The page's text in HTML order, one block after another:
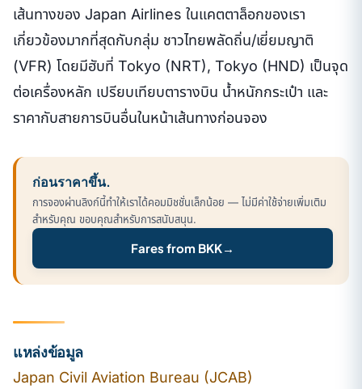
เส้นทางของ Japan Airlines ในแคตตาล็อกของเรา
เกี่ยวข้องมากที่สุดกับกลุ่ม ชาวไทยพลัดถิ่น/เยี่ยมญาติ
(VFR) โดยมีฮับที่ Tokyo (NRT), Tokyo (HND) เป็นจุด
ต่อเครื่องหลัก เปรียบเทียบตารางบิน น้ำหนักกระเป๋า และ
ราคากับสายการบินอื่นในหน้าเส้นทางก่อนจอง
ก่อนราคาขึ้น.
การจองผ่านลิงก์นี้ทำให้เราได้คอมมิชชั่นเล็กน้อย — ไม่มีค่าใช้จ่ายเพิ่มเติม
สำหรับคุณ ขอบคุณสำหรับการสนับสนุน.
Fares from BKK→
แหล่งข้อมูล
Japan Civil Aviation Bureau (JCAB)